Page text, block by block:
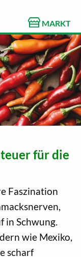
MARKT
für die
Faszination
in Schwung.
wie Mexiko,
scharf